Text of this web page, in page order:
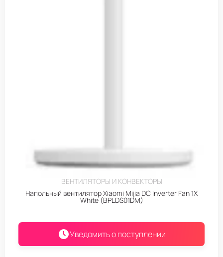
ВЕНТИЛЯТОРЫ И КОНВЕКТОРЫ
Напольный вентилятор Xiaomi Mijia DC Inverter Fan 1X
White (BPLDS01DM)
Уведомить о поступлении